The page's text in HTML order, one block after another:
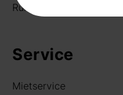
Rund um deine Bar
Service
Mietservice